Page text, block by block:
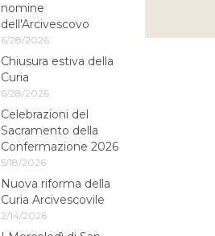
nomine
dell'Arcivescovo
6/28/2026
Chiusura estiva della
Curia
6/28/2026
Celebrazioni del
Sacramento della
Confermazione 2026
5/18/2026
Nuova riforma della
Curia Arcivescovile
2/14/2026